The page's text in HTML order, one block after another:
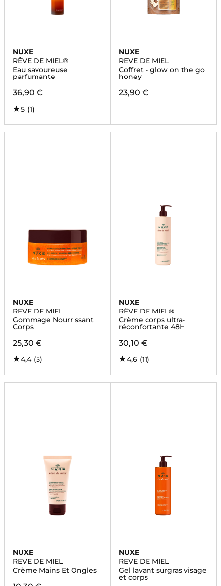
NUXE
RÊVE DE MIEL®
Eau savoureuse
parfumante
36,90 €
5 (1)
NUXE
REVE DE MIEL
Coffret - glow on the go
honey
23,90 €
NUXE
REVE DE MIEL
Gommage Nourrissant
Corps
25,30 €
4,4 (5)
NUXE
RÊVE DE MIEL®
Crème corps ultra-
réconfortante 48H
30,10 €
4,6 (11)
NUXE
REVE DE MIEL
Crème Mains Et Ongles
NUXE
REVE DE MIEL
Gel lavant surgras visage
et corps